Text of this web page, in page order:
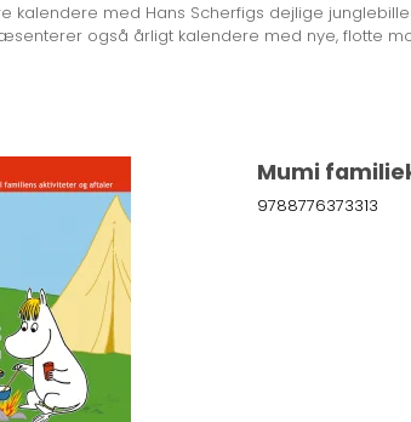
kalendere med Hans Scherfigs dejlige
også årligt kalendere med nye, flotte
Mumi
9788776373313